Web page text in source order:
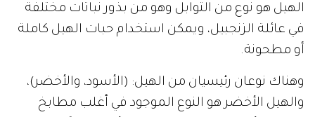
الهيل هو نوع من التوابل وهو من بذور نباتات مختلفة
في عائلة الزنجبيل، ويمكن استخدام حبات الهيل كاملة
أو مطحونة.
وهناك نوعان رئيسيان من الهيل: (الأسود، والأخضر)،
والهيل الأخضر هو النوع الموجود في أغلب مطابخ